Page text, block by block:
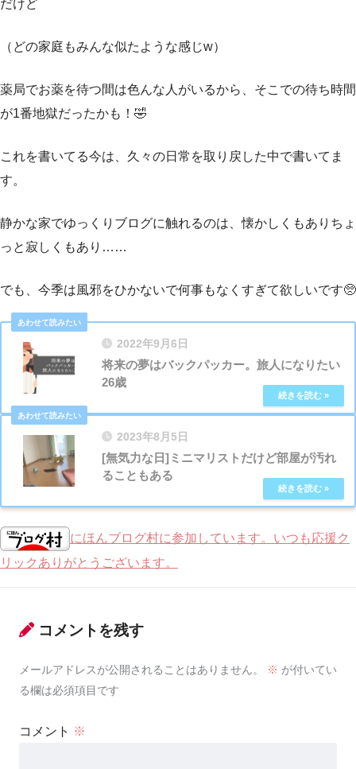
だけど
（どの家庭もみんな似たような感じw）
薬局でお薬を待つ間は色んな人がいるから、そこでの待ち時間
が1番地獄だったかも！🤣
これを書いてる今は、久々の日常を取り戻した中で書いてま
す。
静かな家でゆっくりブログに触れるのは、懐かしくもありちょ
っと寂しくもあり……
でも、今季は風邪をひかないで何事もなくすぎて欲しいです🥺
2022年9月6日
将来の夢はバックパッカー。旅人になりたい
26歳
2023年8月5日
[無気力な日]ミニマリストだけど部屋が汚れ
ることもある
にほんブログ村に参加しています。いつも応援ク
リックありがとうございます。
コメントを残す
メールアドレスが公開されることはありません。 ※ が付いてい
る欄は必須項目です
コメント ※